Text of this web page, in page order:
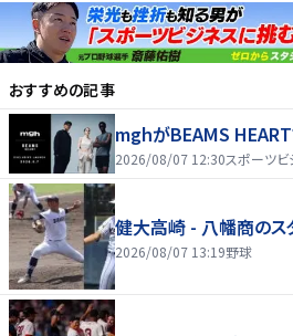
おすすめの記事
mghがBEAMS
2026/08/07 12:30スポーツビ
健大高崎 - 八幡商のス
2026/08/07 13:19野球